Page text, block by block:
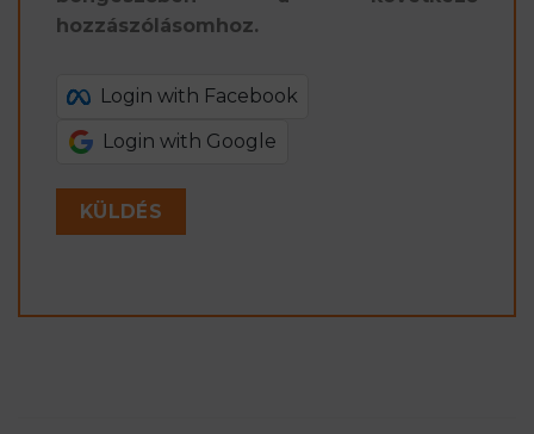
hozzászólásomhoz.
Login with Facebook
Login with Google